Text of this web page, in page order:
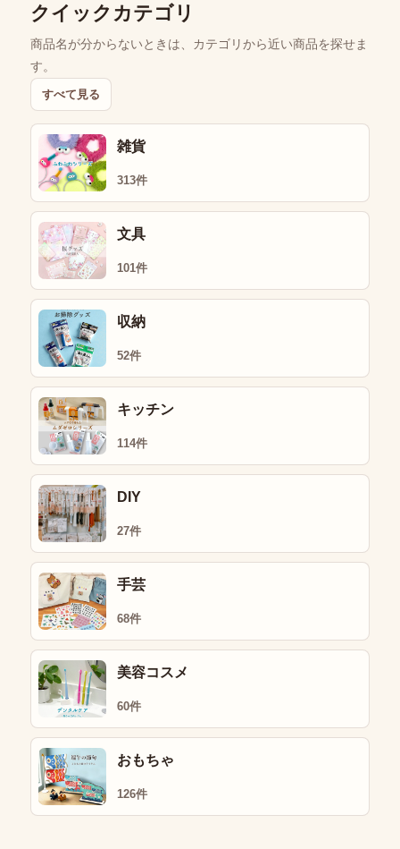
クイックカテゴリ
商品名が分からないときは、カテゴリから近い商品を探せま
す。
すべて見る
雑貨
313件
文具
101件
収納
52件
キッチン
114件
DIY
27件
手芸
68件
美容コスメ
60件
おもちゃ
126件